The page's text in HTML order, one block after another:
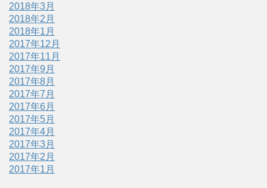
2018年3月
2018年2月
2018年1月
2017年12月
2017年11月
2017年9月
2017年8月
2017年7月
2017年6月
2017年5月
2017年4月
2017年3月
2017年2月
2017年1月